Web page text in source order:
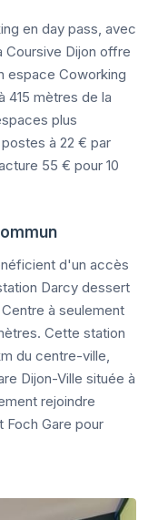
en day pass, avec
Coursive Dijon offre
espace Coworking
415 mètres de la
plus
à 22 € par
55 € pour 10
d'un accès
Darcy dessert
à seulement
Cette station
du centre-ville,
Dijon-Ville située à
rejoindre
Foch Gare pour